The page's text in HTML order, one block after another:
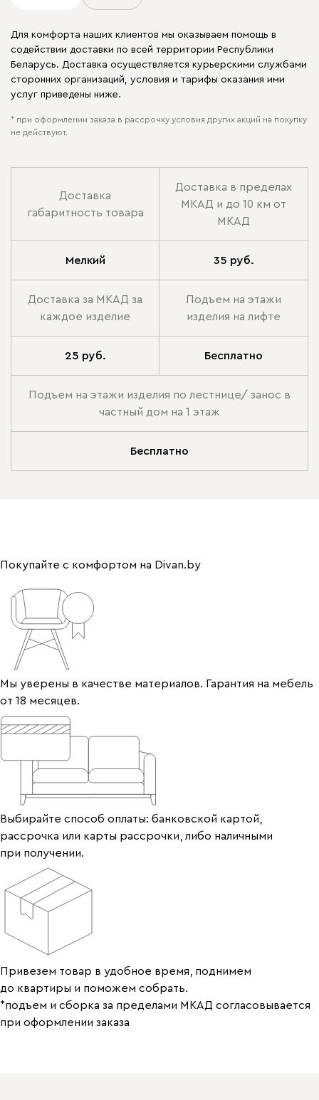
Для комфорта наших клиентов мы оказываем помощь в
содействии доставки по всей территории Республики
Беларусь. Доставка осуществляется курьерскими службами
сторонних организаций, условия и тарифы оказания ими
услуг приведены ниже.
* при оформлении заказа в рассрочку условия других акций на покупку
не действуют.
Доставка
габаритность товара
Доставка в пределах
МКАД и до 10 км от
МКАД
Мелкий 35 руб.
Доставка за МКАД за
каждое изделие
Подъем на этажи
изделия на лифте
25 руб. Бесплатно
Подъем на этажи изделия по лестнице/ занос в
частный дом на 1 этаж
Бесплатно
Покупайте с комфортом на Divan.by
Мы уверены в качестве материалов. Гарантия на мебель
от 18 месяцев.
Выбирайте способ оплаты: банковской картой,
рассрочка или карты рассрочки, либо наличными
при получении.
Привезем товар в удобное время, поднимем
до квартиры и поможем собрать.
*подъем и сборка за пределами МКАД согласовывается
при оформлении заказа